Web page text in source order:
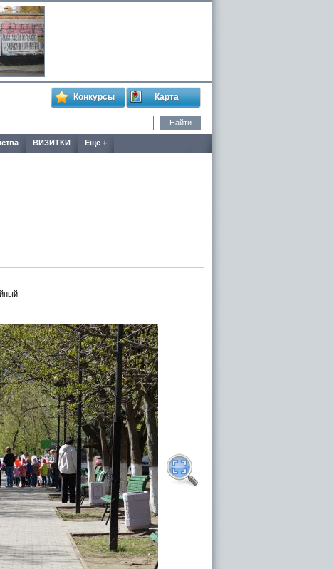
Конкурсы Карта
ВИЗИТКИ Ещё +